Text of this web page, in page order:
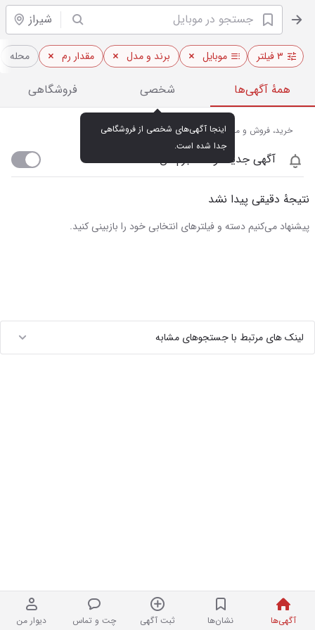
شیراز
آگهی‌ها نشان‌ها ثبت آگهی چت و تماس دیوار من
۳ فیلتر موبایل برند و مدل مقدار رم محله
همهٔ آگهی‌ها شخصی فروشگاهی
جدا شده است.
خرید، فروش و مشاهده قیمت روز موبایل در شیراز
آگهی جدید اومد خبرم کن
نتیجهٔ دقیقی پیدا نشد
پیشنهاد می‌کنیم دسته و فیلترهای انتخابی خود را بازبینی کنید.
لینک های مرتبط با جستجوهای مشابه